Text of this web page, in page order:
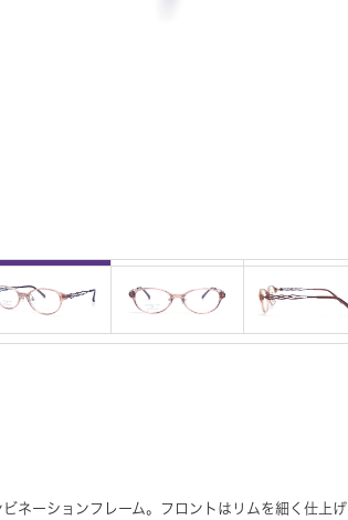
ネーションフレーム。フロントはリムを細く仕上げ